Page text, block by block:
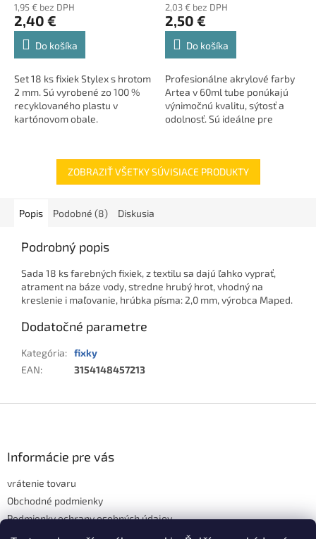
1,95 € bez DPH
2,40 €
Do košíka
Set 18 ks fixiek Stylex s hrotom
2 mm. Sú vyrobené zo 100 %
recyklovaného plastu v
kartónovom obale.
2,03 € bez DPH
2,50 €
Do košíka
Profesionálne akrylové farby
Artea v 60ml tube ponúkajú
výnimočnú kvalitu, sýtosť a
odolnosť. Sú ideálne pre
amatérov aj profesionálnych
výtvarníkov. Farby sú
vyrobené v EU a pripravené k
ZOBRAZIŤ VŠETKY SÚVISIACE PRODUKTY
Popis Podobné (8) Diskusia
Podrobný popis
Sada 18 ks farebných fixiek, z textilu sa dajú ľahko vyprať,
atrament na báze vody, stredne hrubý hrot, vhodný na
kreslenie i maľovanie, hrúbka písma: 2,0 mm, výrobca Maped.
Dodatočné parametre
Kategória: fixky
EAN: 3154148457213
Informácie pre vás
vrátenie tovaru
Obchodné podmienky
Podmienky ochrany osobných údajov
Hodnotenie obchodu